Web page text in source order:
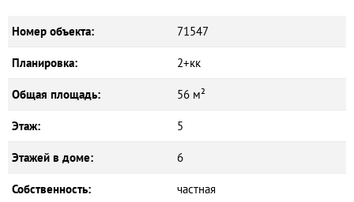
Номер объекта: 71547
Планировка: 2+кк
Общая площадь: 56 м²
Этаж: 5
Этажей в доме: 6
Собственность: частная